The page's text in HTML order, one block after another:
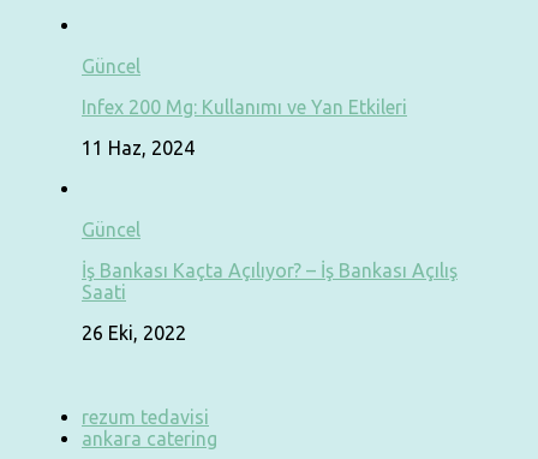
Güncel
Infex 200 Mg: Kullanımı ve Yan Etkileri
11 Haz, 2024
Güncel
İş Bankası Kaçta Açılıyor? – İş Bankası Açılış
Saati
26 Eki, 2022
rezum tedavisi
ankara catering